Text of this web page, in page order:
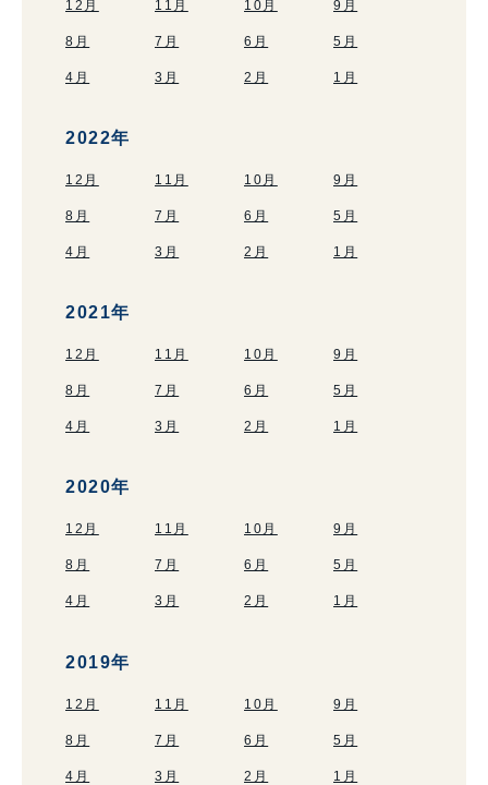
12月 11月 10月 9月
8月 7月 6月 5月
4月 3月 2月 1月
2022年
12月 11月 10月 9月
8月 7月 6月 5月
4月 3月 2月 1月
2021年
12月 11月 10月 9月
8月 7月 6月 5月
4月 3月 2月 1月
2020年
12月 11月 10月 9月
8月 7月 6月 5月
4月 3月 2月 1月
2019年
12月 11月 10月 9月
8月 7月 6月 5月
4月 3月 2月 1月